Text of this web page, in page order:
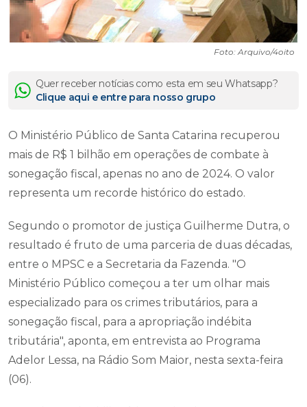
Foto: Arquivo/4oito
Quer receber notícias como esta em seu Whatsapp?
Clique aqui e entre para nosso grupo
O Ministério Público de Santa Catarina recuperou
mais de R$ 1 bilhão em operações de combate à
sonegação fiscal, apenas no ano de 2024. O valor
representa um recorde histórico do estado.
Segundo o promotor de justiça Guilherme Dutra, o
resultado é fruto de uma parceria de duas décadas,
entre o MPSC e a Secretaria da Fazenda. "O
Ministério Público começou a ter um olhar mais
especializado para os crimes tributários, para a
sonegação fiscal, para a apropriação indébita
tributária", aponta, em entrevista ao Programa
Adelor Lessa, na Rádio Som Maior, nesta sexta-feira
(06).